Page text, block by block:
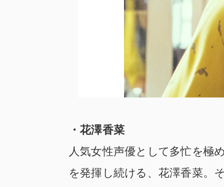
・花澤香菜
人気女性声優として多忙を極
を発揮し続ける、花澤香菜。